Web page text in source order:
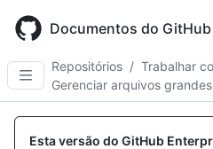
main
content
Documentos do GitHub
Repositórios / Trabalhar
Gerenciar arquivos grandes
Esta versão do GitHub